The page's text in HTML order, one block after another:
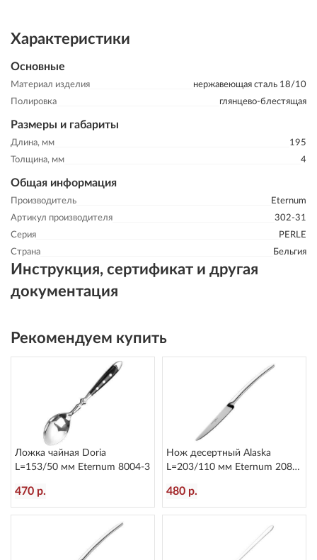
Характеристики
Основные
Материал изделия
нержавеющая сталь 18/10
Полировка
глянцево-блестящая
Размеры и габариты
Длина, мм
195
Толщина, мм
4
Общая информация
Производитель
Eternum
Артикул производителя
302-31
Серия
PERLE
Страна
Бельгия
Инструкция, сертификат и другая
документация
Рекомендуем купить
Ложка чайная Doria
L=153/50 мм Eternum 8004-3
470 р.
Нож десертный Alaska
L=203/110 мм Eternum 2080-
480 р.